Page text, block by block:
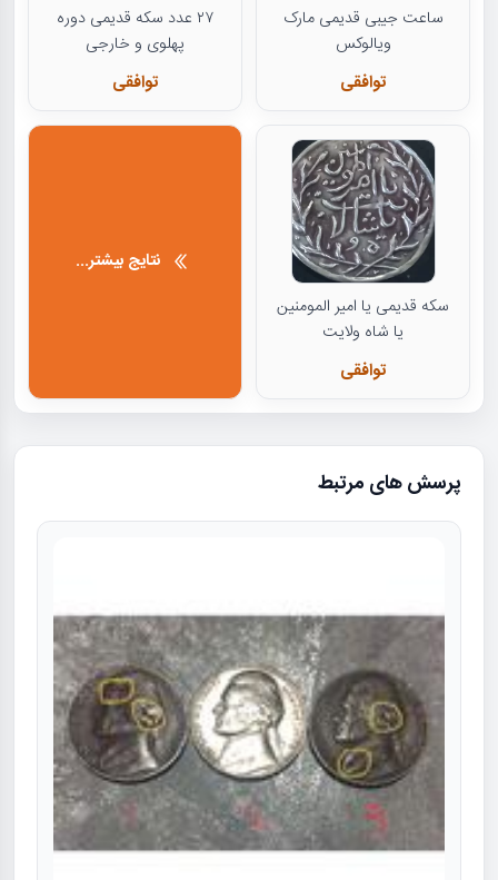
ساعت جیبی قدیمی مارک
ویالوکس
توافقی
۲۷ عدد سکه قدیمی دوره
پهلوی و خارجی
توافقی
سکه قدیمی یا امیر المومنین
یا شاه ولایت
توافقی
نتایج بیشتر...
پرسش های مرتبط